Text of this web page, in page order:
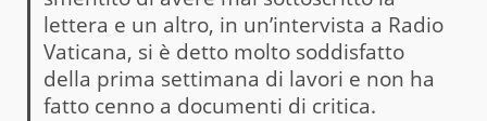
lettera e un altro, in un’intervista a Radio
Vaticana, si è detto molto soddisfatto
della prima settimana di lavori e non ha
fatto cenno a documenti di critica.